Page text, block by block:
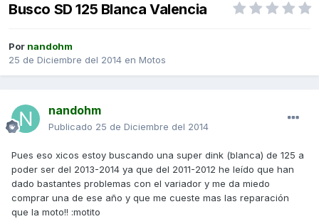
Busco SD 125 Blanca Valencia
Por nandohm
25 de Diciembre del 2014 en Motos
nandohm
Publicado 25 de Diciembre del 2014
Pues eso xicos estoy buscando una super dink (blanca) de 125 a
poder ser del 2013-2014 ya que del 2011-2012 he leído que han
dado bastantes problemas con el variador y me da miedo
comprar una de ese año y que me cueste mas las reparación
que la moto!! :motito